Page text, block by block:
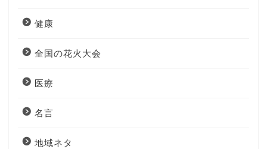
健康
全国の花火大会
医療
名言
地域ネタ